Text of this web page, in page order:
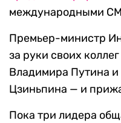
международными
Премьер-министр
за руки своих
Владимира Путина
Цзиньпина — и
Пока три лидера